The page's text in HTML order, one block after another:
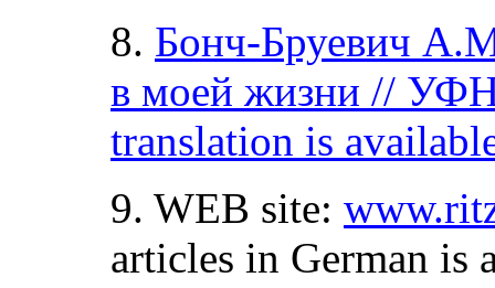
8. Бонч-Бруевич
в моей жизни //
translation is
9. WEB site:
articles in German is